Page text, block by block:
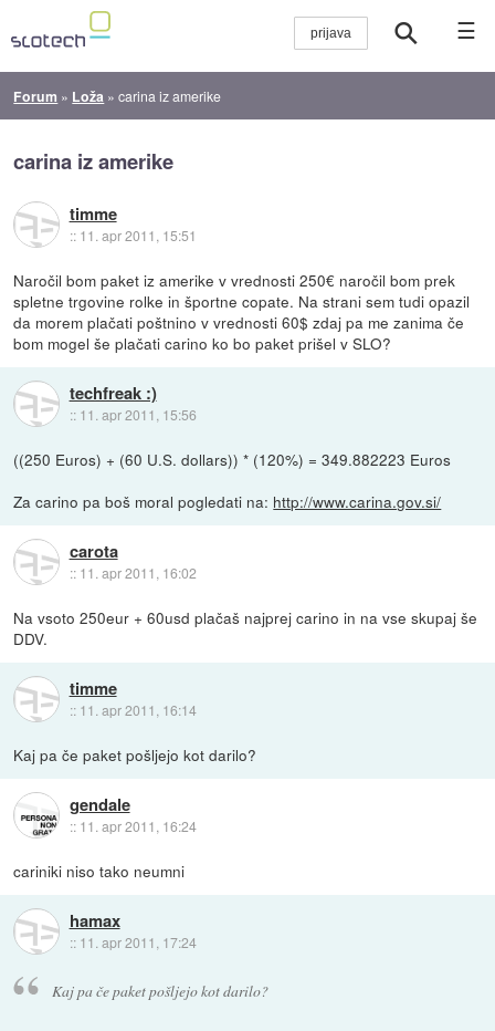
☰
Forum » Loža »carina iz amerike
carina iz amerike
timme
:: 11. apr 2011, 15:51
Naročil bom paket iz amerike v vrednosti 250€ naročil bom prek
spletne trgovine rolke in športne copate. Na strani sem tudi opazil
da morem plačati poštnino v vrednosti 60$ zdaj pa me zanima če
bom mogel še plačati carino ko bo paket prišel v SLO?
techfreak :)
:: 11. apr 2011, 15:56
((250 Euros) + (60 U.S. dollars)) * (120%) = 349.882223 Euros
Za carino pa boš moral pogledati na: http://www.carina.gov.si/
carota
:: 11. apr 2011, 16:02
Na vsoto 250eur + 60usd plačaš najprej carino in na vse skupaj še
DDV.
timme
:: 11. apr 2011, 16:14
Kaj pa če paket pošljejo kot darilo?
gendale
:: 11. apr 2011, 16:24
cariniki niso tako neumni
hamax
:: 11. apr 2011, 17:24
Kaj pa če paket pošljejo kot darilo?